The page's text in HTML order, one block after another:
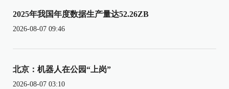
2025年我国年度数据生产量达52.26ZB
2026-08-07 09:46
北京：机器人在公园“上岗”
2026-08-07 03:10